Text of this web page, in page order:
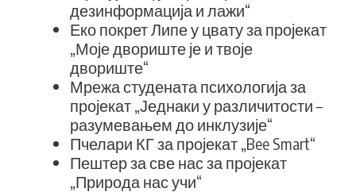
дезинформација и лажи“
Еко покрет Липе у цвату за пројекат
„Моје двориште је и твоје
двориште“
Мрежа студената психологија за
пројекат „Једнаки у различитости –
разумевањем до инклузије“
Пчелари КГ за пројекат „Bee Smart“
Пештер за све нас за пројекат
„Природа нас учи“